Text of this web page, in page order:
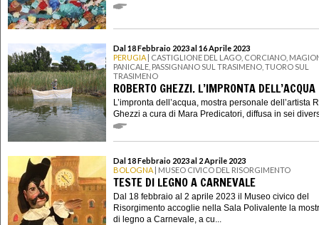
Dal 18 Febbraio 2023 al 16 Aprile 2023
PERUGIA | CASTIGLIONE DEL LAGO, CORCIANO,
PANICALE, PASSIGNANO SUL TRASIMENO, TUORO SUL
TRASIMENO
ROBERTO GHEZZI. L’IMPRONTA DELL’ACQUA
L’impronta dell’acqua, mostra personale dell’artista
Ghezzi a cura di Mara Predicatori, diffusa in sei
Dal 18 Febbraio 2023 al 2 Aprile 2023
BOLOGNA | MUSEO CIVICO DEL RISORGIMENTO
TESTE DI LEGNO A CARNEVALE
Dal 18 febbraio al 2 aprile 2023 il Museo civico del
Risorgimento accoglie nella Sala Polivalente la
di legno a Carnevale, a cu...